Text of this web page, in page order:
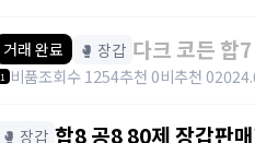
거래 완료 🥊 장갑 다크 코든 합7 공10 / 4150만원 / 다
https://
1 비품조회수 1254추천 0비추천 0
🥊 장갑 합8 공8 80제 장갑